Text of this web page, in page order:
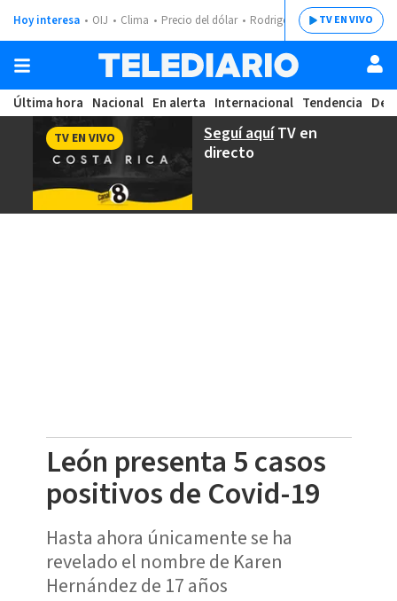
Hoy interesa OIJ Clima Precio del dólar Rodrigo ChavesTV EN VIVO
Última hora Nacional En alerta Internacional Tendencia
Seguí aquíTV en
directo
TV EN VIVO
León presenta 5 casos
positivos de Covid-19
Hasta ahora únicamente se ha
revelado el nombre de Karen
Hernández de 17 años